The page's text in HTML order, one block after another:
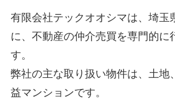
有限会社テックオオシマは、埼玉
に、不動産の仲介売買を専門的に
す。
弊社の主な取り扱い物件は、土地
益マンションです。